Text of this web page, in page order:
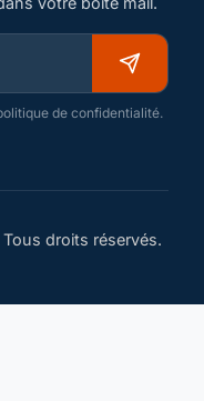
de confidentialité.
Tous droits réservés.